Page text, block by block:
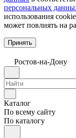
персональных
использования
может повлиять на
Принять
Ростов-на-Дону
Каталог
По всему сайту
По каталогу